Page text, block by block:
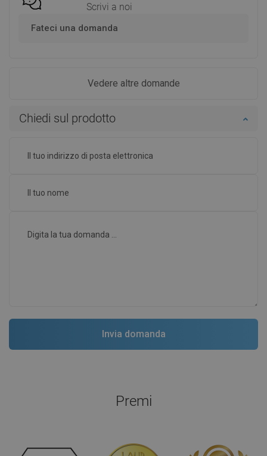
Scrivi a noi
Fateci una domanda
Vedere altre domande
Chiedi sul prodotto
Premi